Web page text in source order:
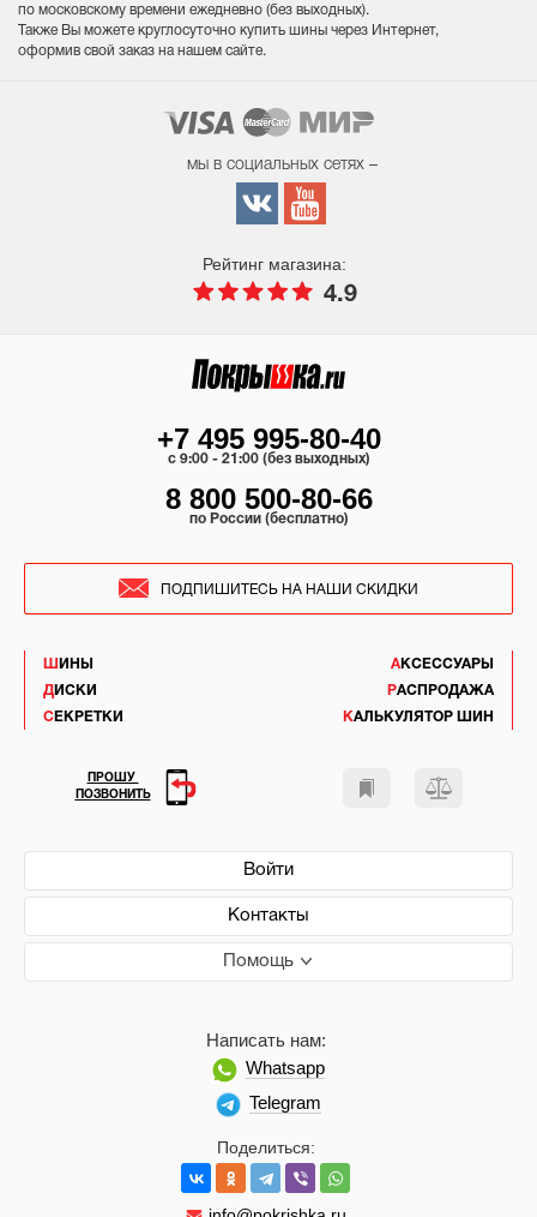
по московскому времени ежедневно (без выходных).
Также Вы можете круглосуточно купить шины через Интернет,
оформив свой заказ на нашем сайте.
мы в социальных сетях –
Рейтинг магазина:
4.9
ШИНЫ
ДИСКИ
СЕКРЕТКИ
АКСЕССУАРЫ
РАСПРОДАЖА
КАЛЬКУЛЯТОР ШИН
Войти
Контакты
Помощь
Поделиться:
Написать нам:
Whatsapp
Telegram
+7 495 995-80-40
c 9:00 - 21:00 (без выходных)
8 800 500-80-66
по России (бесплатно)
ПОДПИШИТЕСЬ НА НАШИ СКИДКИ
ПРОШУ
ПОЗВОНИТЬ